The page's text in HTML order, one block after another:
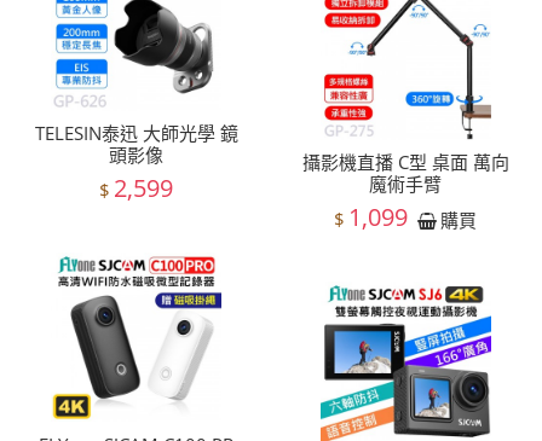
TELESIN泰迅 大師光學 鏡
頭影像
$ 2,599
攝影機直播 C型 桌面 萬向
魔術手臂
$ 1,099 購買